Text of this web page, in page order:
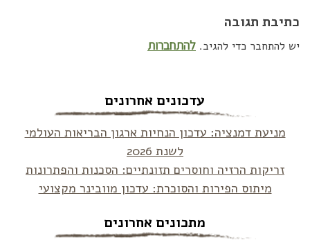
כתיבת תגובה
יש להתחבר כדי להגיב. להתחברות
עדכונים אחרונים
מניעת דמנציה: עדכון הנחיות ארגון הבריאות העולמי
לשנת 2026
זריקות הרזיה וחוסרים תזונתיים: הסכנות והפתרונות
מיתוס הפירות והסוכרת: עדכון מוובינר מקצועי
מתכונים אחרונים